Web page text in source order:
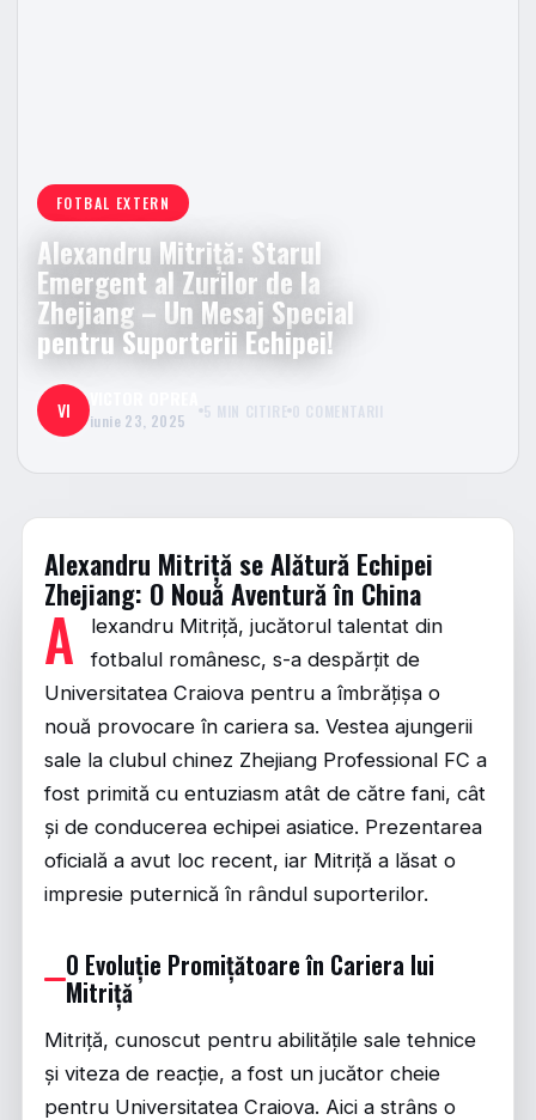
FOTBAL EXTERN
Alexandru Mitriță: Starul
Emergent al Zurilor de la
Zhejiang – Un Mesaj Special
pentru Suporterii Echipei!
VI iunie 23, 2025 5 MIN CITIRE 0 COMENTARII
Alexandru Mitriță se Alătură Echipei
Zhejiang: O Nouă Aventură în China
A
lexandru Mitriță, jucătorul talentat din
fotbalul românesc, s-a despărțit de
Universitatea Craiova pentru a îmbrățișa o
nouă provocare în cariera sa. Vestea ajungerii
sale la clubul chinez Zhejiang Professional FC a
fost primită cu entuziasm atât de către fani, cât
și de conducerea echipei asiatice. Prezentarea
oficială a avut loc recent, iar Mitriță a lăsat o
impresie puternică în rândul suporterilor.
O Evoluție Promițătoare în Cariera lui
Mitriță
Mitriță, cunoscut pentru abilitățile sale tehnice
și viteza de reacție, a fost un jucător cheie
pentru Universitatea Craiova. Aici a strâns o